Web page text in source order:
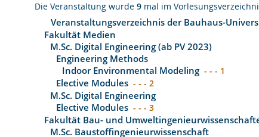
Die Veranstaltung wurde9 mal im
Veranstaltungsverzeichnis der Bauhaus-
Fakultät Medien
M.Sc. Digital Engineering (ab PV 2023)
Engineering Methods
Indoor Environmental Modeling - - - 1
Elective Modules - - - 2
M.Sc. Digital Engineering
Elective Modules - - - 3
Fakultät Bau- und
M.Sc. Baustoffingenieurwissenschaft